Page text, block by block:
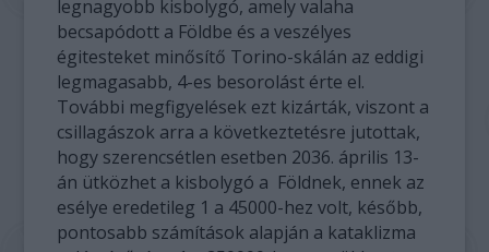
legnagyobb kisbolygó, amely valaha
becsapódott a Földbe és a veszélyes
égitesteket minősítő Torino-skálán az eddigi
legmagasabb, 4-es besorolást érte el.
További megfigyelések ezt kizárták, viszont a
csillagászok arra a következtetésre jutottak,
hogy szerencsétlen esetben 2036. április 13-
án ütközhet a kisbolygó a Földnek, ennek az
esélye eredetileg 1 a 45000-hez volt, később,
pontosabb számítások alapján a kataklizma